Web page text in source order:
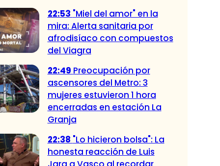
22:53 "Miel del amor" en la
mira: Alerta sanitaria por
afrodisíaco con compuestos
del Viagra
22:49 Preocupación por
ascensores del Metro: 3
mujeres estuvieron 1 hora
encerradas en estación La
Granja
22:38 "Lo hicieron bolsa": La
honesta reacción de Luis